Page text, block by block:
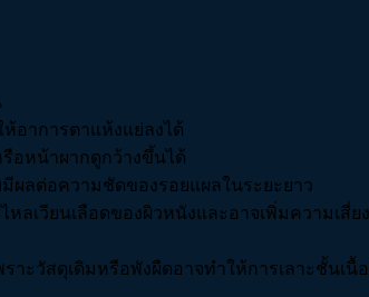
อาการตาแห้งแย่ลงได้
อหน้าผากดูกว้างขึ้นได้
ผลต่อความชัดของรอยแผลในระยะยาว
วียนเลือดของผิวหนังและอาจเพิ่มความเสี่ย
ะวัสดุเดิมหรือพังผืดอาจทำให้การเลาะชั้นเนื้